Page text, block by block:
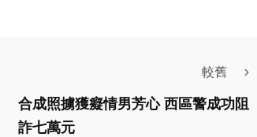
較舊
合成照擄獲癡情男芳心 西區警成功阻
詐七萬元